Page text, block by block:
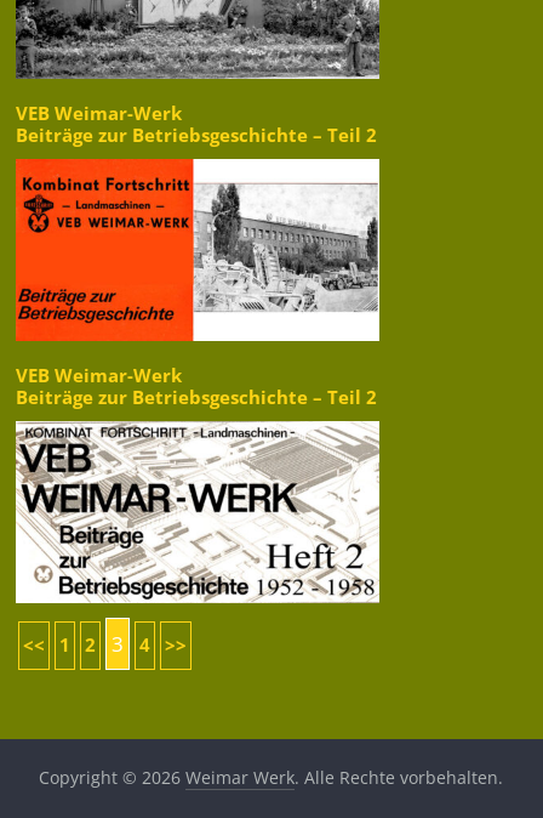
VEB Weimar-Werk
Beiträge zur Betriebsgeschichte – Teil 2
VEB Weimar-Werk
Beiträge zur Betriebsgeschichte – Teil 2
<< 1 2 3 4 >>
Copyright © 2026Weimar Werk. Alle Rechte vorbehalten.